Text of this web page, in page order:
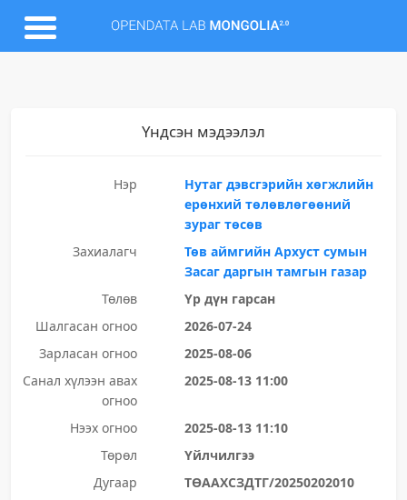
Үндсэн мэдээлэл
Нэр
Нутаг дэвсгэрийн хөгжлийн
ерөнхий төлөвлөгөөний
зураг төсөв
Захиалагч
Төв аймгийн Архуст сумын
Засаг даргын тамгын газар
Төлөв
Үр дүн гарсан
Шалгасан огноо
2026-07-24
Зарласан огноо
2025-08-06
Санал хүлээн авах
огноо
2025-08-13 11:00
Нээх огноо
2025-08-13 11:10
Төрөл
Үйлчилгээ
Дугаар
ТӨААХСЗДТГ/20250202010